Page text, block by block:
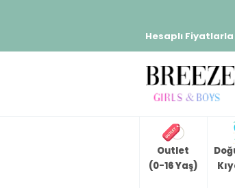
Hesaplı Fiyatlarla
Outlet
(0-16 Yaş)